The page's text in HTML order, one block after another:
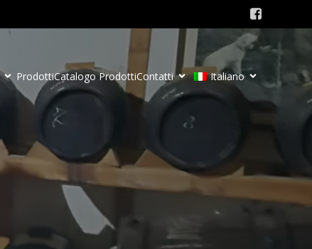
ProdottiCatalogo ProdottiContatti Italiano